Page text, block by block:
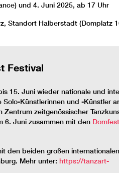
und 4. Juni 2025, ab 17 Uhr
Standort Halberstadt (Domplatz
Festival
15. Juni wieder nationale und
Solo-Künstlerinnen und -Künstler
Zentrum zeitgenössischer
6. Juni zusammen mit den
den beiden großen
Mehr unter: https://tanzart-